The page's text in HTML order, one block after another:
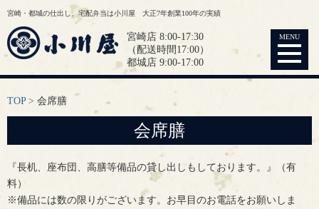
宮崎・都城の仕出し、宅配弁当は小川屋 大正7年創業100年の実績
宮崎店 8:00-17:30
（配送時間17:00）
都城店 9:00-17:00
MENU
TOP 会席膳
会席膳
『長机、座布団、高膳等備品の貸し出しもしております。』（有
料）
※備品には数の限りがございます。お早目のお電話をお願いしま